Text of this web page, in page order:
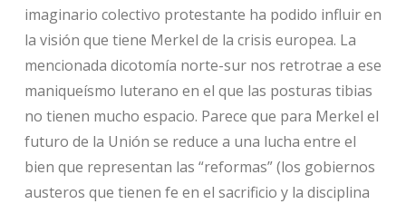
imaginario colectivo protestante ha podido influir en
la visión que tiene Merkel de la crisis europea. La
mencionada dicotomía norte-sur nos retrotrae a ese
maniqueísmo luterano en el que las posturas tibias
no tienen mucho espacio. Parece que para Merkel el
futuro de la Unión se reduce a una lucha entre el
bien que representan las “reformas” (los gobiernos
austeros que tienen fe en el sacrificio y la disciplina